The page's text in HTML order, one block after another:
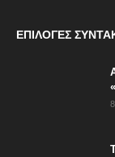
ΕΠΙΛΟΓΈΣ